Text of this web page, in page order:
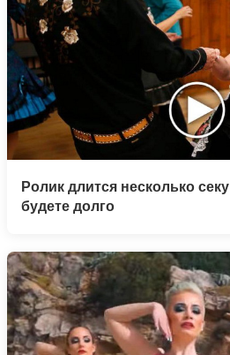
Ролик длится несколько
будете долго